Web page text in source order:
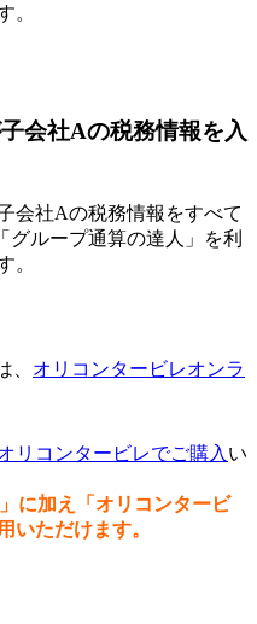
。
会社Aの税務情報を入
会社Aの税務情報をすべて
グループ通算の達人」を利
。
、 オリコンタービレオンラ
コンタービレでご購入 い
に加え「オリコンタービ
いただけます。